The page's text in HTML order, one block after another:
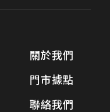
關於我們
門市據點
聯絡我們